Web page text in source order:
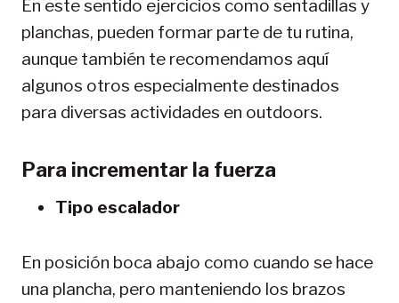
En este sentido ejercicios como sentadillas y
planchas, pueden formar parte de tu rutina,
aunque también te recomendamos aquí
algunos otros especialmente destinados
para diversas actividades en outdoors.
Para incrementar la fuerza
Tipo escalador
En posición boca abajo como cuando se hace
una plancha, pero manteniendo los brazos